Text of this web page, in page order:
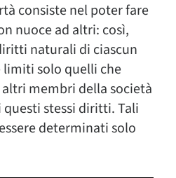
consiste nel poter fare
nuoce ad altri: così,
naturali di ciascun
limiti solo quelli che
membri della società
stessi diritti. Tali
determinati solo